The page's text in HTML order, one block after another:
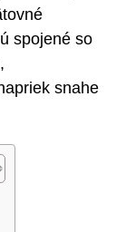
spojené so
snahe